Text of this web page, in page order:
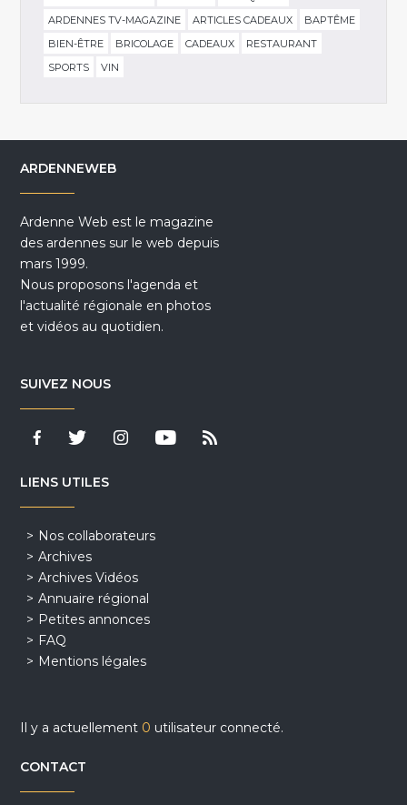
ARDENNES TV-MAGAZINE
ARTICLES CADEAUX
BAPTÊME
BIEN-ÊTRE
BRICOLAGE CADEAUX
RESTAURANT
SPORTS
VIN
ARDENNEWEB
Ardenne Web est le magazine
des ardennes sur le web depuis
mars 1999.
Nous proposons l'agenda et
l'actualité régionale en photos
et vidéos au quotidien.
SUIVEZ NOUS
LIENS UTILES
Nos collaborateurs
Archives
Archives Vidéos
Annuaire régional
Petites annonces
FAQ
Mentions légales
Il y a actuellement 0 utilisateur connecté.
CONTACT